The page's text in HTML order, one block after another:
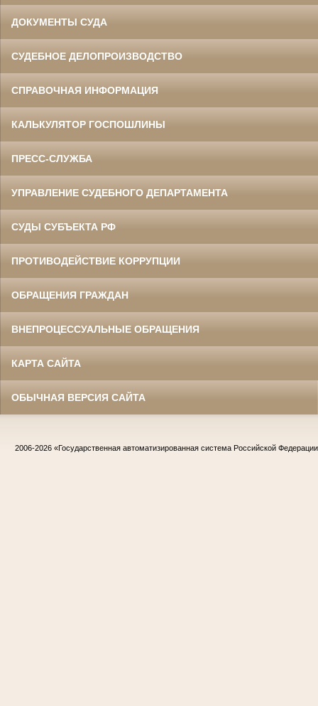
ДОКУМЕНТЫ СУДА
СУДЕБНОЕ ДЕЛОПРОИЗВОДСТВО
СПРАВОЧНАЯ ИНФОРМАЦИЯ
КАЛЬКУЛЯТОР ГОСПОШЛИНЫ
ПРЕСС-СЛУЖБА
УПРАВЛЕНИЕ СУДЕБНОГО ДЕПАРТАМЕНТА
СУДЫ СУБЪЕКТА РФ
ПРОТИВОДЕЙСТВИЕ КОРРУПЦИИ
ОБРАЩЕНИЯ ГРАЖДАН
ВНЕПРОЦЕССУАЛЬНЫЕ ОБРАЩЕНИЯ
КАРТА САЙТА
ОБЫЧНАЯ ВЕРСИЯ САЙТА
2006-2026 «Государственная автоматизированная система Российской